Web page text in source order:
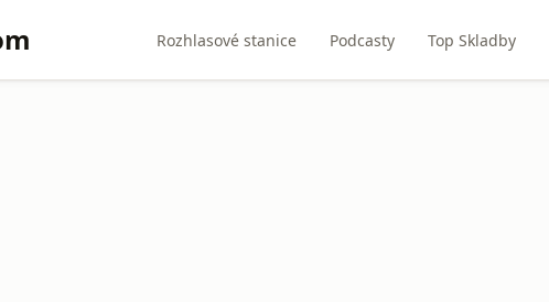
Rozhlasové stanice Podcasty Top Skladby